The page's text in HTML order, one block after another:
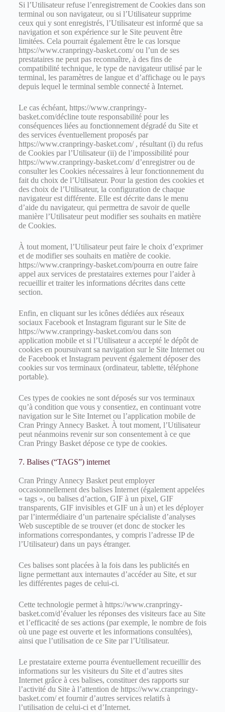
Si l’Utilisateur refuse l’enregistrement de Cookies dans son
terminal ou son navigateur, ou si l’Utilisateur supprime
ceux qui y sont enregistrés, l’Utilisateur est informé que sa
navigation et son expérience sur le Site peuvent être
limitées. Cela pourrait également être le cas lorsque
https://www.cranpringy-basket.com/ ou l’un de ses
prestataires ne peut pas reconnaître, à des fins de
compatibilité technique, le type de navigateur utilisé par le
terminal, les paramètres de langue et d’affichage ou le pays
depuis lequel le terminal semble connecté à Internet.
Le cas échéant, https://www.cranpringy-
basket.com/décline toute responsabilité pour les
conséquences liées au fonctionnement dégradé du Site et
des services éventuellement proposés par
https://www.cranpringy-basket.com/ , résultant (i) du refus
de Cookies par l’Utilisateur (ii) de l’impossibilité pour
https://www.cranpringy-basket.com/ d’enregistrer ou de
consulter les Cookies nécessaires à leur fonctionnement du
fait du choix de l’Utilisateur. Pour la gestion des cookies et
des choix de l’Utilisateur, la configuration de chaque
navigateur est différente. Elle est décrite dans le menu
d’aide du navigateur, qui permettra de savoir de quelle
manière l’Utilisateur peut modifier ses souhaits en matière
de Cookies.
À tout moment, l’Utilisateur peut faire le choix d’exprimer
et de modifier ses souhaits en matière de cookie.
https://www.cranpringy-basket.com/pourra en outre faire
appel aux services de prestataires externes pour l’aider à
recueillir et traiter les informations décrites dans cette
section.
Enfin, en cliquant sur les icônes dédiées aux réseaux
sociaux Facebook et Instagram figurant sur le Site de
https://www.cranpringy-basket.com/ou dans son
application mobile et si l’Utilisateur a accepté le dépôt de
cookies en poursuivant sa navigation sur le Site Internet ou
de Facebook et Instagram peuvent également déposer des
cookies sur vos terminaux (ordinateur, tablette, téléphone
portable).
Ces types de cookies ne sont déposés sur vos terminaux
qu’à condition que vous y consentiez, en continuant votre
navigation sur le Site Internet ou l’application mobile de
Cran Pringy Annecy Basket. À tout moment, l’Utilisateur
peut néanmoins revenir sur son consentement à ce que
Cran Pringy Basket dépose ce type de cookies.
7. Balises (“TAGS”) internet
Cran Pringy Annecy Basket peut employer
occasionnellement des balises Internet (également appelées
« tags », ou balises d’action, GIF à un pixel, GIF
transparents, GIF invisibles et GIF un à un) et les déployer
par l’intermédiaire d’un partenaire spécialiste d’analyses
Web susceptible de se trouver (et donc de stocker les
informations correspondantes, y compris l’adresse IP de
l’Utilisateur) dans un pays étranger.
Ces balises sont placées à la fois dans les publicités en
ligne permettant aux internautes d’accéder au Site, et sur
les différentes pages de celui-ci.
Cette technologie permet à https://www.cranpringy-
basket.com/d’évaluer les réponses des visiteurs face au Site
et l’efficacité de ses actions (par exemple, le nombre de fois
où une page est ouverte et les informations consultées),
ainsi que l’utilisation de ce Site par l’Utilisateur.
Le prestataire externe pourra éventuellement recueillir des
informations sur les visiteurs du Site et d’autres sites
Internet grâce à ces balises, constituer des rapports sur
l’activité du Site à l’attention de https://www.cranpringy-
basket.com/ et fournir d’autres services relatifs à
l’utilisation de celui-ci et d’Internet.